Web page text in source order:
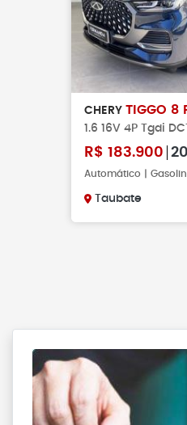
CHERY TIGGO 8
1.6 16V 4P Tgdi
R$ 183.900
Automático |
Taubate